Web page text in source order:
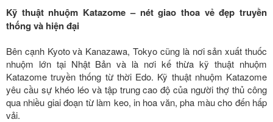
Kỹ thuật nhuộm Katazome – nét giao thoa vẻ đẹp truyền
thống và hiện đại
Bên cạnh Kyoto và Kanazawa, Tokyo cũng là nơi sản xuất thuốc
nhuộm lớn tại Nhật Bản và là nơi kế thừa kỹ thuật nhuộm
Katazome truyền thống từ thời Edo. Kỹ thuật nhuộm Katazome
yêu cầu sự khéo léo và tập trung cao độ của người thợ thủ công
qua nhiều giai đoạn từ làm keo, in hoa văn, pha màu cho đến hấp
vải.